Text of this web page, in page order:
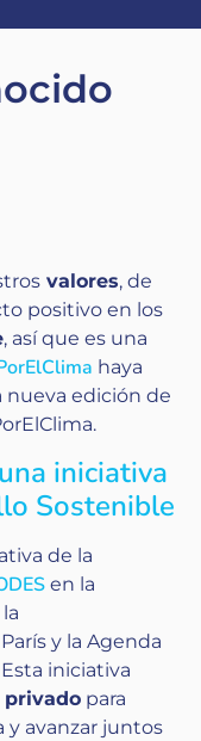
valores, de
positivo en los
, así que es una
haya
nueva edición de
iniciativa
Sostenible
de la
en la
y la Agenda
iniciativa
privado para
avanzar juntos